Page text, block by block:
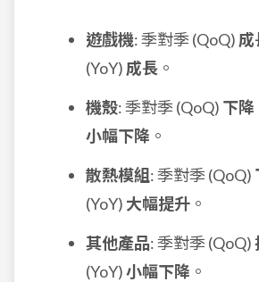
遊戲機: 季對季 (QoQ) 成
(YoY) 成長 。
機殼: 季對季 (QoQ) 下降
小幅下降 。
散熱模組 : 季對季 (QoQ)
(YoY) 大幅提升 。
其他產品: 季對季 (QoQ)
(YoY)小幅下降 。